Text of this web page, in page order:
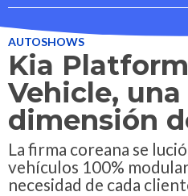
AUTOSHOWS
Kia
Vehicle, una
dimensión
La firma coreana se
vehículos 100%
necesidad de cada